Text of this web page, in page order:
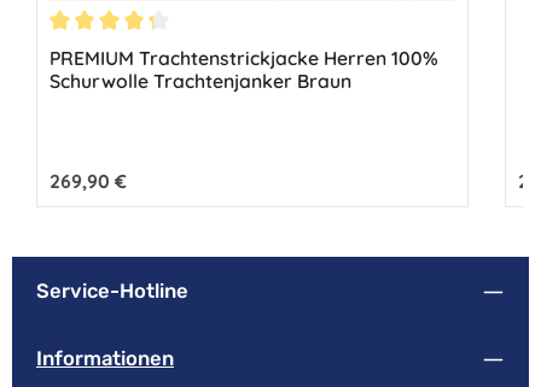
Durchschnittliche Bewertung von 4.33 von 5 Sternen
PREMIUM Trachtenstrickjacke Herren 100%
Schurwolle Trachtenjanker Braun
Regulärer Preis:
269,90 €
Service-Hotline
Informationen